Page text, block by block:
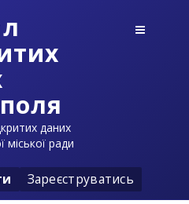
даних
міської ради
Зареєструватись